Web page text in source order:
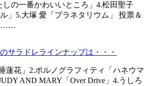
しの一番かわいいところ」4.松田聖子
ル」5.大塚 愛「プラネタリウム」 投票＆
……
サラドレラインナップは・・・
蓮花」2.ポルノグラフィティ「ハネウマ
AND MARY「Over Drive」4.うしろ